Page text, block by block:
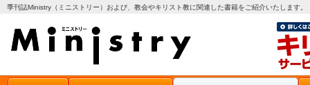
季刊誌Ministry（ミニストリー）および、教会やキリスト教に関連した書籍をご紹介いたします。